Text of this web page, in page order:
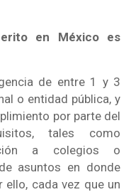
en México es
de entre 1 y 3
o entidad pública, y
por parte del
tales como
a colegios o
asuntos en donde
cada vez que un